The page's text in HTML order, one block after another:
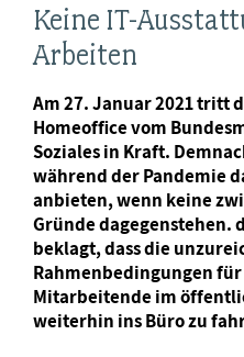
Keine IT-
Arbeiten
Am 27. Januar 2021 tritt
Homeoffice vom
Soziales in Kraft.
während der Pandemie
anbieten, wenn keine
Gründe dagegenstehen.
beklagt, dass die
Rahmenbedingungen
Mitarbeitende im
weiterhin ins Büro zu